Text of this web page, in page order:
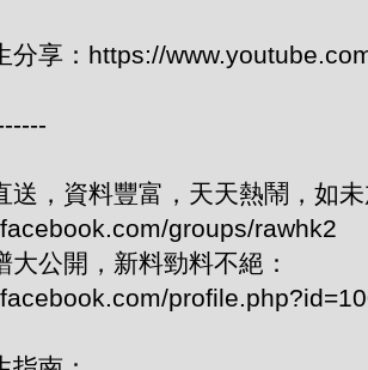
分享：https://
送，資料豐富，天天熱鬧，如
groups/rawhk2
大公開，新料勁料不絕：